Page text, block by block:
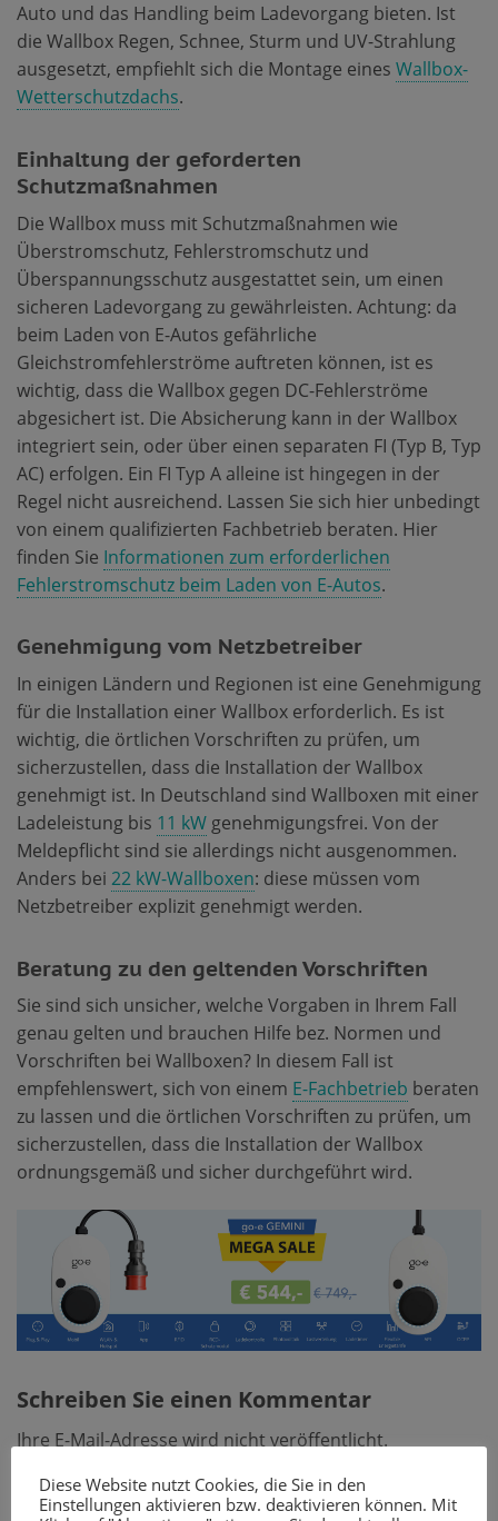
Auto und das Handling beim Ladevorgang bieten. Ist
die Wallbox Regen, Schnee, Sturm und UV-Strahlung
ausgesetzt, empfiehlt sich die Montage eines Wallbox-
Wetterschutzdachs.
Einhaltung der geforderten
Schutzmaßnahmen
Die Wallbox muss mit Schutzmaßnahmen wie
Überstromschutz, Fehlerstromschutz und
Überspannungsschutz ausgestattet sein, um einen
sicheren Ladevorgang zu gewährleisten. Achtung: da
beim Laden von E-Autos gefährliche
Gleichstromfehlerströme auftreten können, ist es
wichtig, dass die Wallbox gegen DC-Fehlerströme
abgesichert ist. Die Absicherung kann in der Wallbox
integriert sein, oder über einen separaten FI (Typ B, Typ
AC) erfolgen. Ein FI Typ A alleine ist hingegen in der
Regel nicht ausreichend. Lassen Sie sich hier unbedingt
von einem qualifizierten Fachbetrieb beraten. Hier
finden Sie Informationen zum erforderlichen
Fehlerstromschutz beim Laden von E-Autos.
Genehmigung vom Netzbetreiber
In einigen Ländern und Regionen ist eine Genehmigung
für die Installation einer Wallbox erforderlich. Es ist
wichtig, die örtlichen Vorschriften zu prüfen, um
sicherzustellen, dass die Installation der Wallbox
genehmigt ist. In Deutschland sind Wallboxen mit einer
Ladeleistung bis 11 kW genehmigungsfrei. Von der
Meldepflicht sind sie allerdings nicht ausgenommen.
Anders bei 22 kW-Wallboxen: diese müssen vom
Netzbetreiber explizit genehmigt werden.
Beratung zu den geltenden Vorschriften
Sie sind sich unsicher, welche Vorgaben in Ihrem Fall
genau gelten und brauchen Hilfe bez. Normen und
Vorschriften bei Wallboxen? In diesem Fall ist
empfehlenswert, sich von einem E-Fachbetrieb beraten
zu lassen und die örtlichen Vorschriften zu prüfen, um
sicherzustellen, dass die Installation der Wallbox
ordnungsgemäß und sicher durchgeführt wird.
Schreiben Sie einen Kommentar
Ihre E-Mail-Adresse wird nicht veröffentlicht.
Kommentar
Diese Website nutzt Cookies, die Sie in den
Einstellungen aktivieren bzw. deaktivieren können. Mit